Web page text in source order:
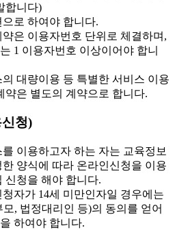
합니다)
으로 하여야 합니다.
은 이용자번호 단위로 체결하며,
1 이용자번호 이상이어야 합니
대량이용 등 특별한 서비스 이용
약은 별도의 계약으로 합니다.
청)
이용하고자 하는 자는 교육정보
한 양식에 따라 온라인신청을 이용
신청을 해야 합니다.
자가 14세 미만인자일 경우에는
모, 법정대리인 등)의 동의를 얻어
하여야 합니다.